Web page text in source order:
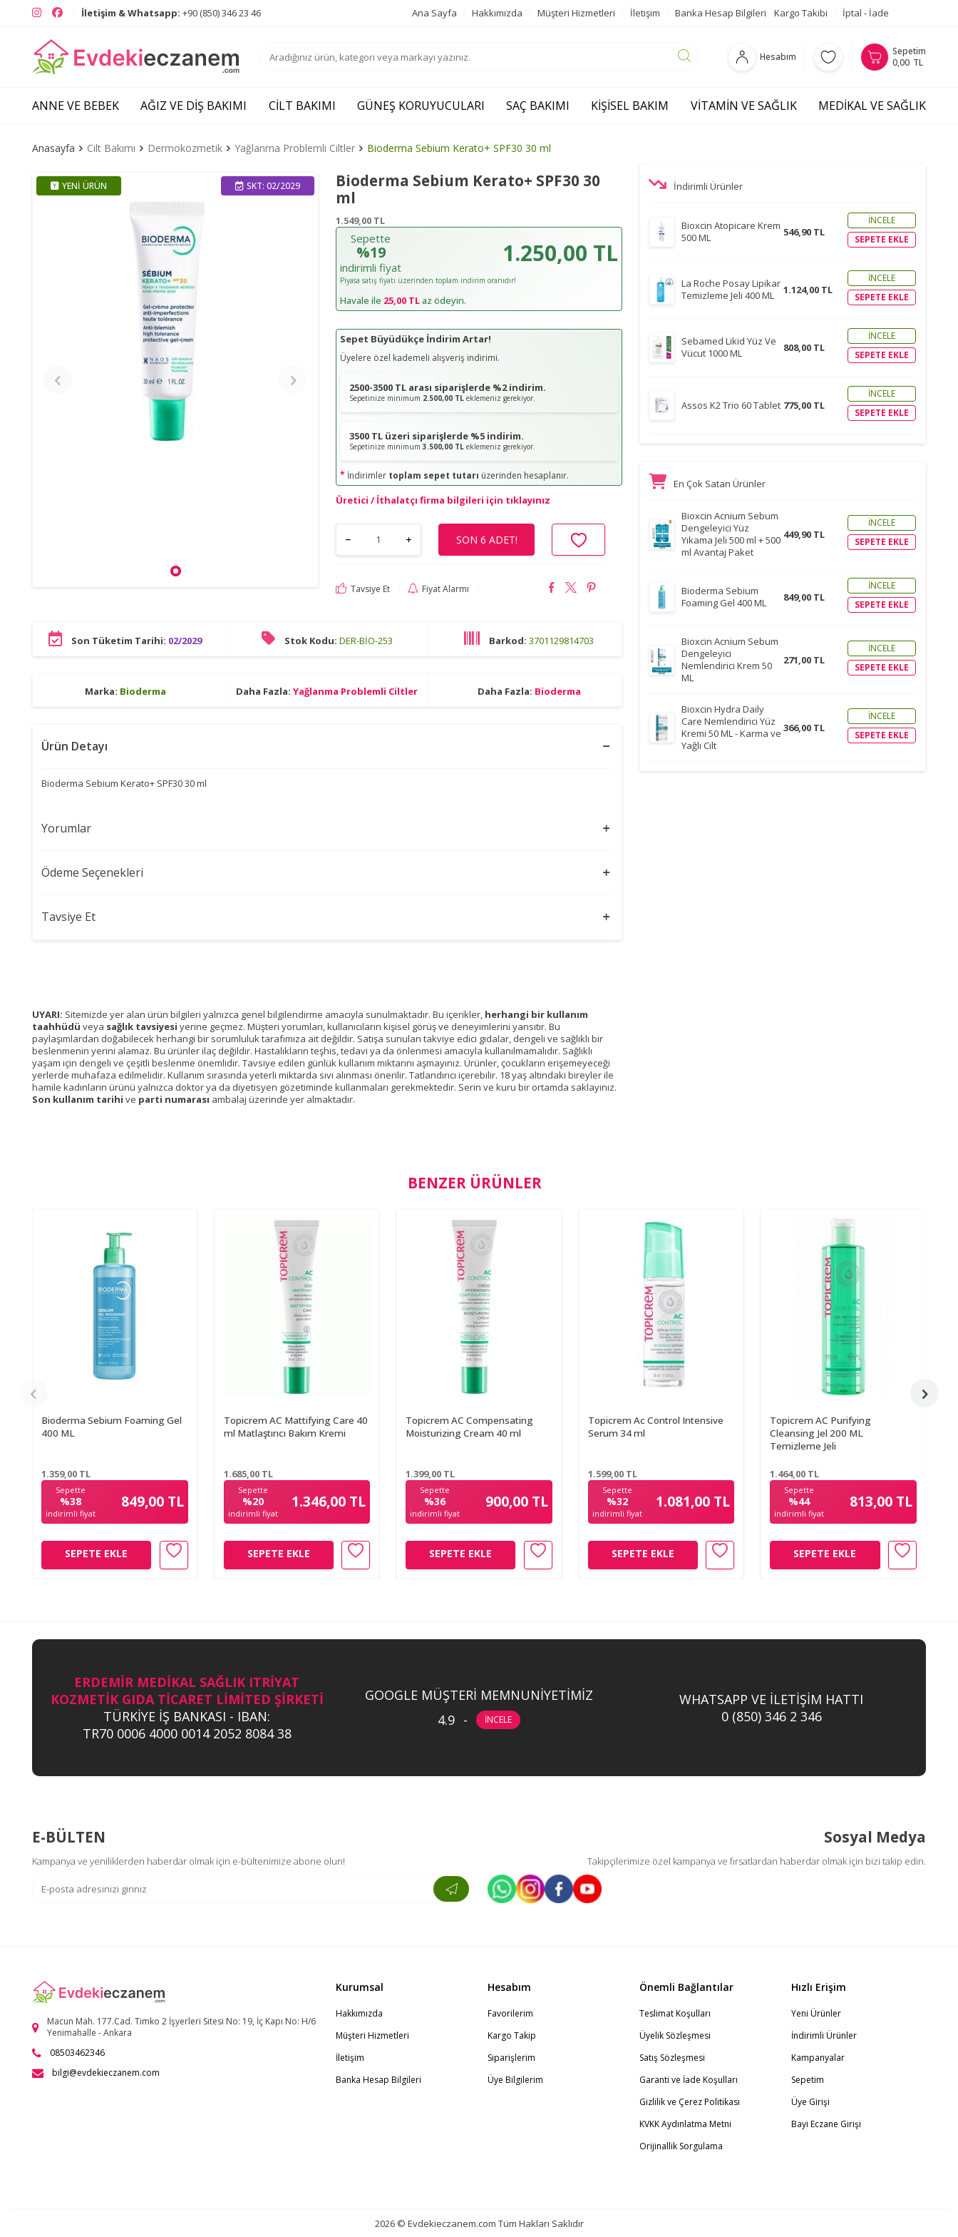
InstagramFacebookİletişim & Whatsapp: +90 (850) 346 23 46 Ana Sayfa Hakkımızda Müşteri Hizmetleri İletişim Banka Hesap Bilgileri Kargo Takibi İptal - İade
Hesabım
Sepetim
0,00 TL
ANNE VE BEBEK AĞIZ VE DIŞ BAKIMI CILT BAKIMI GÜNEŞ KORUYUCULARI SAÇ BAKIMI KIŞISEL BAKIM VITAMIN VE SAĞLIK MEDIKAL VE SAĞLIK
Anasayfa Cilt Bakımı Dermokozmetik Yağlanma Problemli Ciltler Bioderma Sebium Kerato+ SPF30 30 ml
YENI ÜRÜN SKT: 02/2029
Bioderma Sebium Kerato+ SPF30 30
ml
1.549,00 TL
Sepette
%19
indirimli fiyat
1.250,00 TL
Piyasa satış fiyatı üzerinden toplam indirim oranıdır!
Havale ile 25,00 TLaz ödeyin.
Sepet Büyüdükçe İndirim Artar!
Üyelere özel kademeli alışveriş indirimi.
2500-3500 TL arası siparişlerde %2 indirim.
Sepetinize minimum 2.500,00 TL eklemeniz gerekiyor.
3500 TL üzeri siparişlerde %5 indirim.
Sepetinize minimum 3.500,00 TL eklemeniz gerekiyor.
* İndirimler toplam sepet tutarı üzerinden hesaplanır.
Üretici / İthalatçı firma bilgileri için tıklayınız
SON 6 ADET!
Tavsiye Et Fiyat Alarmı
Son Tüketim Tarihi: 02/2029 Stok Kodu: DER-BİO-253 Barkod: 3701129814703
Marka: Bioderma Daha Fazla: Yağlanma Problemli Ciltler Daha Fazla: Bioderma
Ürün Detayı
Bioderma Sebium Kerato+ SPF30 30 ml
Yorumlar
Ödeme Seçenekleri
Tavsiye Et
UYARI: Sitemizde yer alan ürün bilgileri yalnızca genel bilgilendirme amacıyla sunulmaktadır. Bu içerikler, herhangi bir kullanım
taahhüdü veya sağlık tavsiyesi yerine geçmez. Müşteri yorumları, kullanıcıların kişisel görüş ve deneyimlerini yansıtır. Bu
paylaşımlardan doğabilecek herhangi bir sorumluluk tarafımıza ait değildir. Satışa sunulan takviye edici gıdalar, dengeli ve sağlıklı bir
beslenmenin yerini alamaz. Bu ürünler ilaç değildir. Hastalıkların teşhis, tedavi ya da önlenmesi amacıyla kullanılmamalıdır. Sağlıklı
yaşam için dengeli ve çeşitli beslenme önemlidir. Tavsiye edilen günlük kullanım miktarını aşmayınız. Ürünler, çocukların erişemeyeceği
yerlerde muhafaza edilmelidir. Kullanım sırasında yeterli miktarda sıvı alınması önerilir. Tatlandırıcı içerebilir. 18 yaş altındaki bireyler ile
hamile kadınların ürünü yalnızca doktor ya da diyetisyen gözetiminde kullanmaları gerekmektedir. Serin ve kuru bir ortamda saklayınız.
Son kullanım tarihi ve parti numarası ambalaj üzerinde yer almaktadır.
İndirimli Ürünler
Bioxcin Atopicare Krem
500 ML
546,90 TL
İNCELE
SEPETE EKLE
La Roche Posay Lipikar
Temizleme Jeli 400 ML
1.124,00 TL
İNCELE
SEPETE EKLE
Sebamed Likid Yüz Ve
Vücut 1000 ML
808,00 TL
İNCELE
SEPETE EKLE
Assos K2 Trio 60 Tablet 775,00 TL
İNCELE
SEPETE EKLE
En Çok Satan Ürünler
Bioxcin Acnium Sebum
Dengeleyici Yüz
Yıkama Jeli 500 ml + 500
ml Avantaj Paket
449,90 TL
İNCELE
SEPETE EKLE
Bioderma Sebium
Foaming Gel 400 ML
849,00 TL
İNCELE
SEPETE EKLE
Bioxcin Acnium Sebum
Dengeleyici
Nemlendirici Krem 50
ML
271,00 TL
İNCELE
SEPETE EKLE
Bioxcin Hydra Daily
Care Nemlendirici Yüz
Kremi 50 ML - Karma ve
Yağlı Cilt
366,00 TL
İNCELE
SEPETE EKLE
BENZER ÜRÜNLER
Bioderma Sebium Foaming Gel
400 ML
1.359,00 TL
Sepette
%38
indirimli fiyat
849,00 TL
SEPETE EKLE
Topicrem AC Mattifying Care 40
ml Matlaştırıcı Bakım Kremi
1.685,00TL
Sepette
%20
indirimli fiyat
1.346,00 TL
SEPETE EKLE
Topicrem AC Compensating
Moisturizing Cream 40 ml
1.399,00 TL
Sepette
%36
indirimli fiyat
900,00 TL
SEPETE EKLE
Topicrem Ac Control Intensive
Serum 34 ml
1.599,00TL
Sepette
%32
indirimli fiyat
1.081,00 TL
SEPETE EKLE
Topicrem AC Purifying
Cleansing Jel 200 ML
Temizleme Jeli
1.464,00 TL
Sepette
%44
indirimli fiyat
813,00 TL
SEPETE EKLE
ERDEMİR MEDİKAL SAĞLIK ITRİYAT
KOZMETİK GIDA TİCARET LİMİTED ŞİRKETİ
TÜRKİYE İŞ BANKASI - IBAN:
TR70 0006 4000 0014 2052 8084 38
GOOGLE MÜŞTERİ MEMNUNİYETİMİZ
4.9 - İNCELE
WHATSAPP VE İLETİŞİM HATTI
0 (850) 346 2 346
E-BÜLTEN
Kampanya ve yeniliklerden haberdar olmak için e-bültenimize abone olun!
Sosyal Medya
Takipçilerimize özel kampanya ve fırsatlardan haberdar olmak için bizi takip edin.
Macun Mah. 177.Cad. Timko 2 İşyerleri Sitesi No: 19, İç Kapı No: H/6
Yenimahalle - Ankara
08503462346
bilgi@evdekieczanem.com
Kurumsal
Hakkımızda
Müşteri Hizmetleri
İletişim
Banka Hesap Bilgileri
Hesabım
Favorilerim
Kargo Takip
Siparişlerim
Üye Bilgilerim
Önemli Bağlantılar
Teslimat Koşulları
Üyelik Sözleşmesi
Satış Sözleşmesi
Garanti ve İade Koşulları
Gizlilik ve Çerez Politikası
KVKK Aydınlatma Metni
Orijinallik Sorgulama
Hızlı Erişim
Yeni Ürünler
İndirimli Ürünler
Kampanyalar
Sepetim
Üye Girişi
Bayi Eczane Girişi
2026 © Evdekieczanem.com Tüm Hakları Saklıdır